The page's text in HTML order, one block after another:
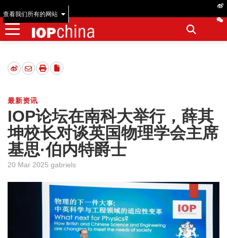
查看我们所有的网站
最新资讯
IOP论坛在南科大举行，薛其
坤校长对谈英国物理学会主席
基思·伯内特爵士
20 Mar 2025 gabriels